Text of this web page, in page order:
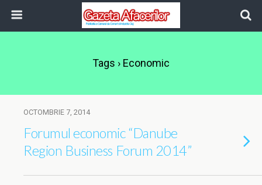
Tags › Economic
OCTOMBRIE 7, 2014
Forumul economic “Danube
Region Business Forum 2014”